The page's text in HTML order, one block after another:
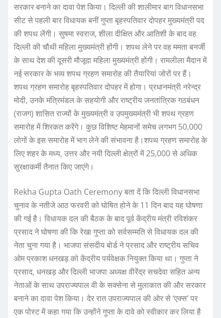
सरकार बनाने का दावा पेश किया। दिल्ली की शालीमार बाग विधानसभा
सीट से पहली बार विधायक बनीं गुप्ता बृहस्पतिवार दोपहर मुख्यमंत्री पद
की शपथ लेंगी। सुषमा स्वराज, शीला दीक्षित और आतिशी के बाद वह
दिल्ली की चौथी महिला मुख्यमंत्री होंगी। शपथ लेने पर वह ममता बनर्जी
के साथ देश की दूसरी मौजूदा महिला मुख्यमंत्री होंगी। रामलीला मैदान में
नई सरकार के भव्य शपथ ग्रहण समारोह की तैयारियां जोरों पर हैं।
शपथ ग्रहण समारोह बृहस्पतिवार दोपहर में होगा। प्रधानमंत्री नरेन्द्र
मोदी, उनके मंत्रिमंडल के सहयोगी और राष्ट्रीय जनतांत्रिक गठबंधन
(राजग) शासित राज्यों के मुख्यमंत्री व उपमुख्यमंत्री भी शपथ ग्रहण
समारोह में शिरकत करेंगे। कुछ विशिष्ट मेहमानों समेच लगभग 50,000
लोगों के इस समारोह में भाग लेने की संभावना है।शपथ ग्रहण समारोह के
लिए शहर के मध्य, उत्तर और नयी दिल्ली क्षेत्रों में 25,000 से अधिक
सुरक्षाकर्मी तैनात किए जाएंगे।
Rekha Gupta Oath Ceremony बता दें कि दिल्ली विधानसभा
चुनाव के नतीजे आठ फरवरी को घोषित होने के 11 दिन बाद यह घोषणा
की गई है। विधायक दल की बैठक के बाद पूर्व केंद्रीय मंत्री रविशंकर
प्रसाद ने घोषणा की कि रेखा गुप्ता को सर्वसम्मति से विधायक दल की
नेता चुना गया है। भाजपा संसदीय बोर्ड ने प्रसाद और राष्ट्रीय सचिव
ओम प्रकाश धनखड़ को केंद्रीय पर्यवेक्षक नियुक्त किया था। गुप्ता ने
प्रसाद, धनखड़ और दिल्ली भाजपा अध्यक्ष वीरेंद्र सचदेवा सहित अन्य
नेताओं के साथ उपराज्यपाल वी के सक्सेना से मुलाकात की और सरकार
बनाने का दावा पेश किया। देर रात उपराज्यपाल की ओर से ‘एक्स’ पर
एक पोस्ट में कहा गया कि उन्होंने गुप्ता के दावे को स्वीकार कर लिया है